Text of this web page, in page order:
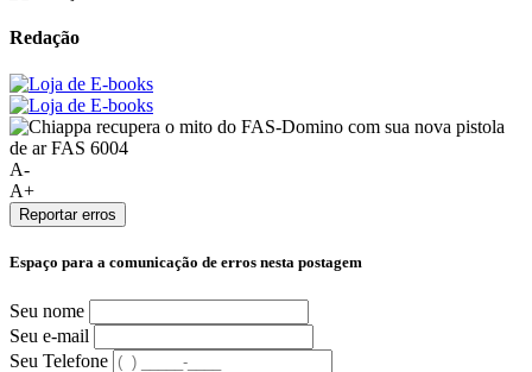
Redação
A-
A+
Reportar erros
Espaço para a comunicação de erros nesta postagem
Seu nome
Seu e-mail
Seu Telefone